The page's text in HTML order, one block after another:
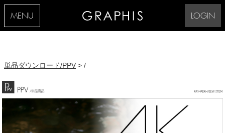
MENU LOGIN
単品ダウンロード/PPV > /